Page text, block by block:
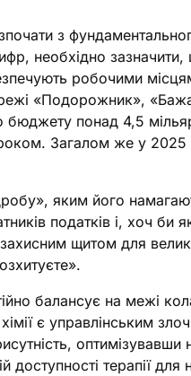
з
необхідно
робочими
«Подорожник»,
понад 4,5
Загалом же у
яким його
податків і, хоч
щитом для
балансує на межі
є управлінським
доступності терапії